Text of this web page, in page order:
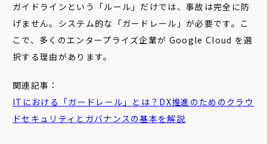
ガイドラインという「ルール」だけでは、事故は完全に防
げません。システム的な「ガードレール」が必要です。こ
こで、多くのエンタープライズ企業が Google Cloud を選
択する理由があります。
関連記事：
ITにおける「ガードレール」とは？DX推進のためのクラウ
ドセキュリティとガバナンスの基本を解説